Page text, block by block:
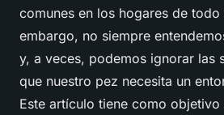
comunes en los hogares de todo
embargo, no siempre
y, a veces, podemos ignorar las
que nuestro pez necesita un
Este artículo tiene como objetivo